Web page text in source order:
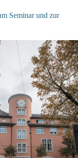
Seminar und zur